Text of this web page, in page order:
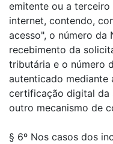
emitente ou a
internet, contendo,
acesso", o número da
recebimento da
tributária e o número
autenticado mediante
certificação digital da
outro mecanismo de
§ 6º Nos casos dos